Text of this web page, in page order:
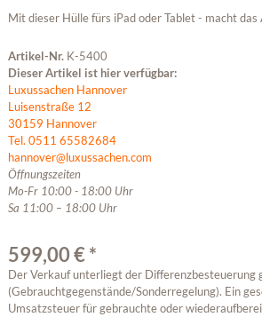
Mit dieser Hülle fürs iPad oder Tablet - macht
Artikel-Nr. K-5400
Dieser Artikel ist hier verfügbar:
Luxussachen Hannover
Luisenstraße 12
30159 Hannover
Tel. 0511 65582684
hannover@luxussachen.com
Öffnungszeiten
Mo-Fr 10:00 - 18:00 Uhr
Sa 11:00 – 18:00 Uhr
599,00 € *
Der Verkauf unterliegt der Differenzbesteuerung
(Gebrauchtgegenstände/Sonderregelung). Ein
Umsatzsteuer für gebrauchte oder